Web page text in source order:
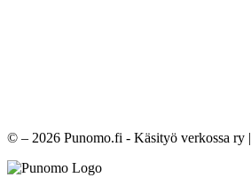
© – 2026 Punomo.fi - Käsityö verkossa ry |